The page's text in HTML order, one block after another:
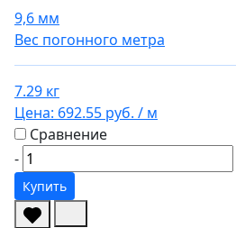
9,6 мм
Вес погонного метра
7.29 кг
Цена: 692.55 руб. / м
Сравнение
-
Купить